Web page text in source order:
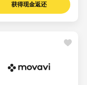
获得现金返还